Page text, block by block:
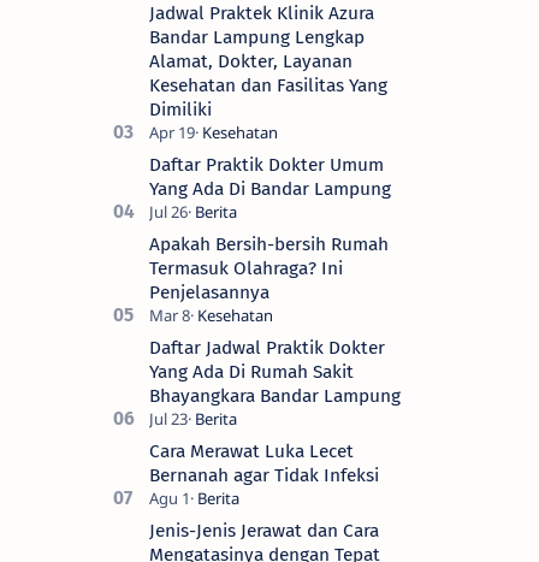
Jadwal Praktek Klinik Azura
Bandar Lampung Lengkap
Alamat, Dokter, Layanan
Kesehatan dan Fasilitas Yang
Dimiliki
Daftar Praktik Dokter Umum
Yang Ada Di Bandar Lampung
Apakah Bersih-bersih Rumah
Termasuk Olahraga? Ini
Penjelasannya
Daftar Jadwal Praktik Dokter
Yang Ada Di Rumah Sakit
Bhayangkara Bandar Lampung
Cara Merawat Luka Lecet
Bernanah agar Tidak Infeksi
Jenis-Jenis Jerawat dan Cara
Mengatasinya dengan Tepat